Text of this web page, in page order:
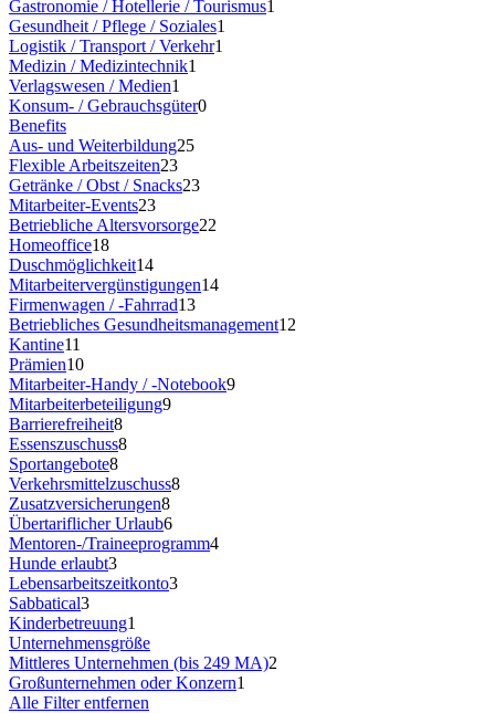
Gastronomie / Hotellerie / Tourismus1
Gesundheit / Pflege / Soziales1
Logistik / Transport / Verkehr1
Medizin / Medizintechnik1
Verlagswesen / Medien1
Konsum- / Gebrauchsgüter0
Benefits
Aus- und Weiterbildung25
Flexible Arbeitszeiten23
Getränke / Obst / Snacks23
Mitarbeiter-Events23
Betriebliche Altersvorsorge22
Homeoffice18
Duschmöglichkeit14
Mitarbeitervergünstigungen14
Firmenwagen / -Fahrrad13
Betriebliches Gesundheitsmanagement12
Kantine11
Prämien10
Mitarbeiter-Handy / -Notebook9
Mitarbeiterbeteiligung9
Barrierefreiheit8
Essenszuschuss8
Sportangebote8
Verkehrsmittelzuschuss8
Zusatzversicherungen8
Übertariflicher Urlaub6
Mentoren-/Traineeprogramm4
Hunde erlaubt3
Lebensarbeitszeitkonto3
Sabbatical3
Kinderbetreuung1
Unternehmensgröße
Mittleres Unternehmen (bis 249 MA)2
Großunternehmen oder Konzern1
Alle Filter entfernen